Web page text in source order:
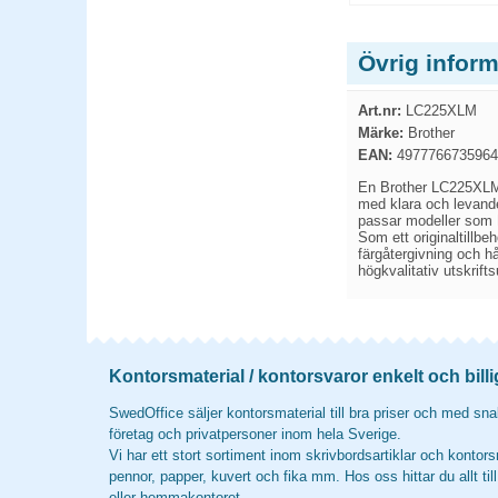
Övrig
Art.nr: LC225XLM
Märke: Brother
EAN: 4977766735964
En Brother
med klara och
passar modeller som
Som ett
färgåtergivning och
högkvalitativ
Kontorsmaterial / kontorsvaror enkelt och
SwedOffice säljer kontorsmaterial till bra priser och med
företag och privatpersoner inom hela Sverige.
Vi har ett stort sortiment inom skrivbordsartiklar och
pennor, papper, kuvert och fika mm. Hos oss hittar du allt